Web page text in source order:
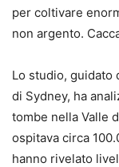
per coltivare
non argento.
Lo studio, guidato
di Sydney, ha
tombe nella Valle
ospitava circa
hanno rivelato